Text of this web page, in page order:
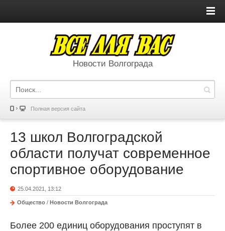
Новости Волгограда
Полная версия сайта
13 школ Волгоградской
области получат современное
спортивное оборудование
25.04.2021, 13:12
Общество / Новости Волгограда
Более 200 единиц оборудования проступят в